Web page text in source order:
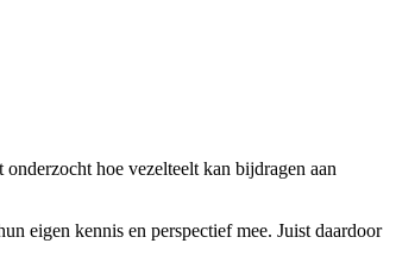
hoe vezelteelt kan bijdragen aan
eigen kennis en perspectief mee. Juist daardoor